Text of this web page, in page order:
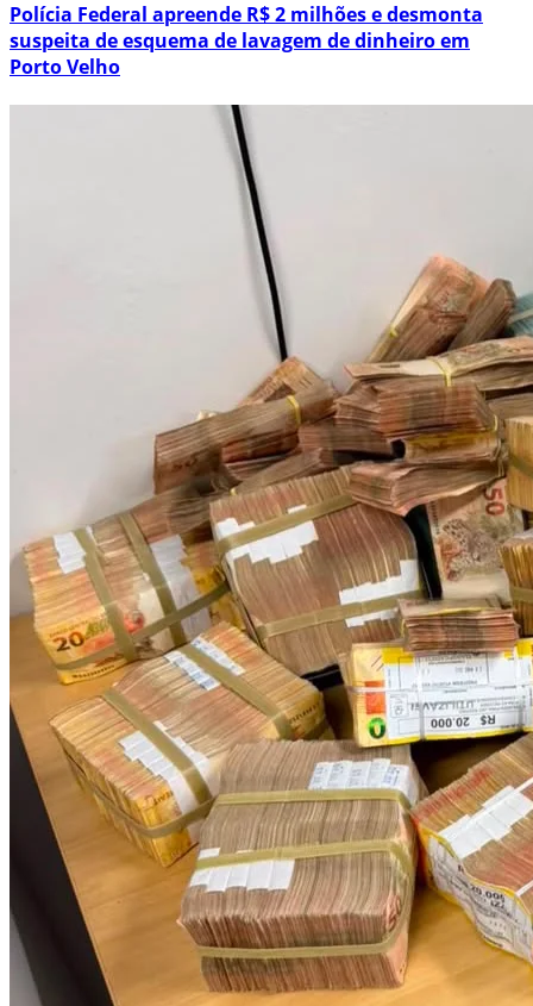
Polícia Federal apreende R$ 2 milhões e desmonta
suspeita de esquema de lavagem de dinheiro em
Porto Velho